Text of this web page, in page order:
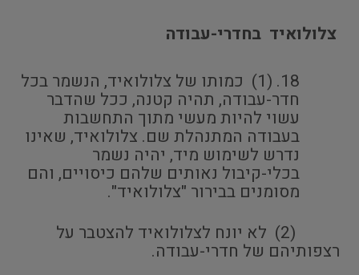
צלולואיד בחדרי-עבודה
(1) כמותו של צלולואיד, הנשמר בכל
חדר-עבודה, תהיה קטנה, ככל שהדבר
עשוי להיות מעשי מתוך התחשבות
בעבודה המתנהלת שם. צלולואיד, שאינו
נדרש לשימוש מיד, יהיה נשמר
בכלי-קיבול נאותים שלהם כיסויים, והם
מסומנים בבירור "צלולואיד".
(2) לא יונח לצלולואיד להצטבר על
רצפותיהם של חדרי-עבודה.